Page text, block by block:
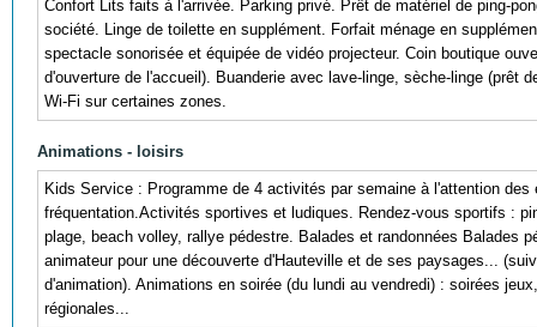
Confort Lits faits à l'arrivée. Parking privé. Prêt de matériel de ping-
société. Linge de toilette en supplément. Forfait ménage en
spectacle sonorisée et équipée de vidéo projecteur. Coin boutique
d'ouverture de l'accueil). Buanderie avec lave-linge, sèche-linge (prêt
Wi-Fi sur certaines zones.
Animations - loisirs
Kids Service : Programme de 4 activités par semaine à l'attention des
fréquentation.Activités sportives et ludiques. Rendez-vous sportifs :
plage, beach volley, rallye pédestre. Balades et randonnées Balades
animateur pour une découverte d'Hauteville et de ses paysages...
d'animation). Animations en soirée (du lundi au vendredi) : soirées
régionales...